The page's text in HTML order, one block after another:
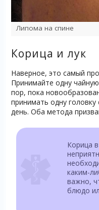
Липома на спине
Корица и лук
Наверное, это самый
Принимайте одну
пор, пока
принимать одну
день. Оба метода
Корица
каким-
важно,
блюдо